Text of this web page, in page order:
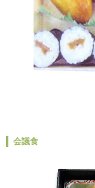
会議食